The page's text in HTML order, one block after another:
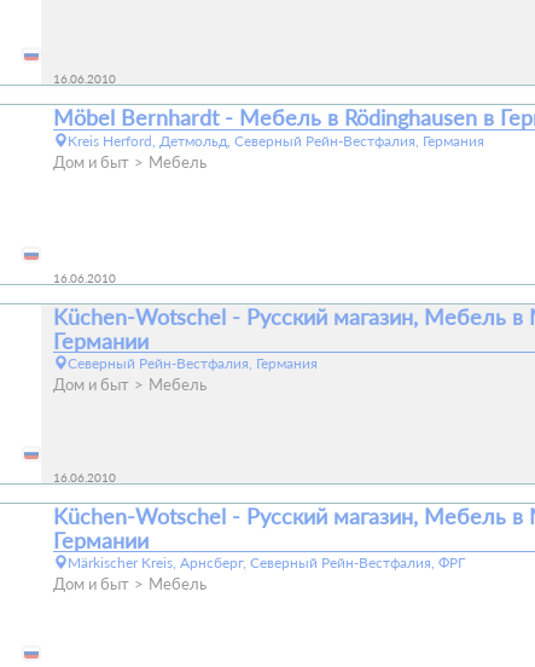
16.06.2010
Möbel Bernhardt - Мебель в Rödinghausen в
Kreis Herford, Детмольд, Северный Рейн-Вестфалия, Германия
Дом и быт Мебель
16.06.2010
Küchen-Wotschel - Русский магазин, Мебель в
Германии
Северный Рейн-Вестфалия, Германия
Дом и быт Мебель
16.06.2010
Küchen-Wotschel - Русский магазин, Мебель в
Германии
Märkischer Kreis, Арнсберг, Северный Рейн-Вестфалия, ФРГ
Дом и быт Мебель